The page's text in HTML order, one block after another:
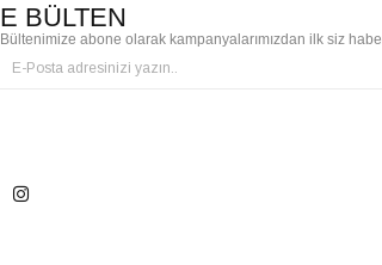
E BÜLTEN
Bültenimize abone olarak kampanyalarımızdan ilk siz